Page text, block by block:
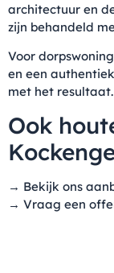
architectuur en
zijn behandeld
Voor
en een
met het resultaat.
Ook
→ Bekijk ons
→ Vraag een